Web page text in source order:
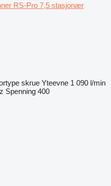
RS-Pro 7,5 stasjonær
skrue Yteevne 1 090 l/min
Spenning 400